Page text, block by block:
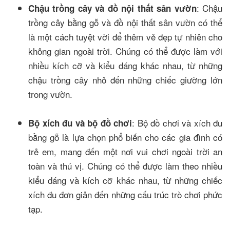
Chậu trồng cây và đồ nội thất sân vườn: Chậu
trồng cây bằng gỗ và đồ nội thất sân vườn có thể
là một cách tuyệt vời để thêm vẻ đẹp tự nhiên cho
không gian ngoài trời. Chúng có thể được làm với
nhiều kích cỡ và kiểu dáng khác nhau, từ những
chậu trồng cây nhỏ đến những chiếc giường lớn
trong vườn.
Bộ xích đu và bộ đồ chơi: Bộ đồ chơi và xích đu
bằng gỗ là lựa chọn phổ biến cho các gia đình có
trẻ em, mang đến một nơi vui chơi ngoài trời an
toàn và thú vị. Chúng có thể được làm theo nhiều
kiểu dáng và kích cỡ khác nhau, từ những chiếc
xích đu đơn giản đến những cấu trúc trò chơi phức
tạp.